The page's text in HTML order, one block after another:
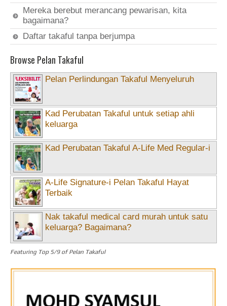
Mereka berebut merancang pewarisan, kita
bagaimana?
Daftar takaful tanpa berjumpa
Browse Pelan Takaful
Pelan Perlindungan Takaful Menyeluruh
Kad Perubatan Takaful untuk setiap ahli
keluarga
Kad Perubatan Takaful A-Life Med Regular-i
A-Life Signature-i Pelan Takaful Hayat
Terbaik
Nak takaful medical card murah untuk satu
keluarga? Bagaimana?
Featuring Top 5/9 of Pelan Takaful